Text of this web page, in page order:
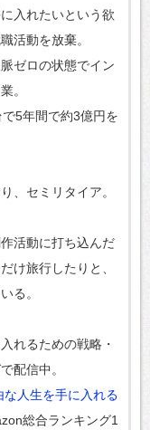
入れたいという欲
活動を放棄。
ゼロの状態でイン
。
5年間で約3億円を
、セミリタイア。
活動に打ち込んだ
け旅行したりと、
る。
れるための戦略・
配信中。
な人生を手に入れる
総合ランキング1